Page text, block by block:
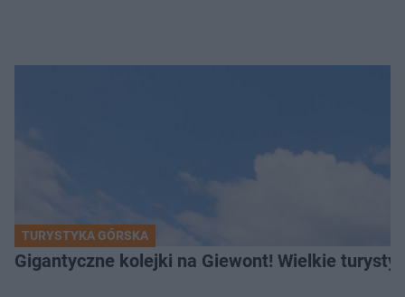
TURYSTYKA GÓRSKA
Gigantyczne kolejki na Giewont! Wielkie